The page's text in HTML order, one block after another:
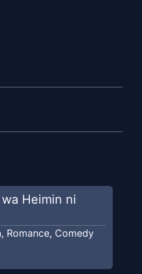
Heimin ni
, Romance, Comedy